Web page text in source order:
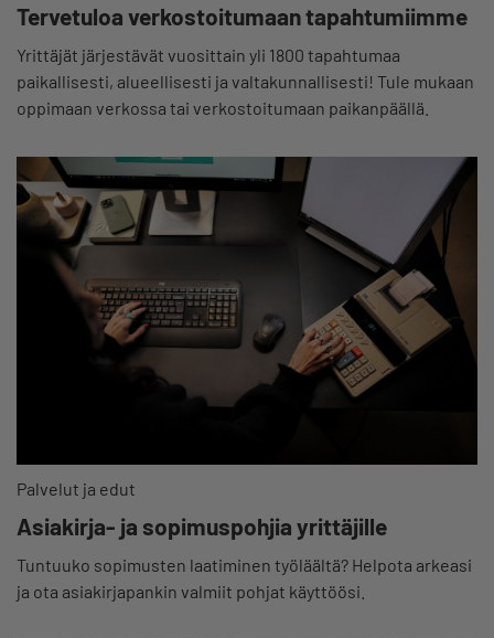
Tervetuloa verkostoitumaan tapahtumiimme
Yrittäjät järjestävät vuosittain yli 1800 tapahtumaa
paikallisesti, alueellisesti ja valtakunnallisesti! Tule mukaan
oppimaan verkossa tai verkostoitumaan paikanpäällä.
Palvelut ja edut
Asiakirja- ja sopimuspohjia yrittäjille
Tuntuuko sopimusten laatiminen työläältä? Helpota arkeasi
ja ota asiakirjapankin valmiit pohjat käyttöösi.